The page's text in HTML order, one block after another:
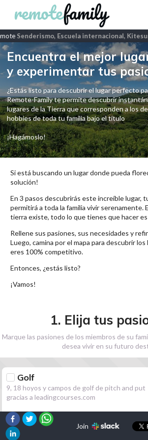
Senderismo, Escuela internacional,
Encuentra el mejor
y experimentar tus
¿Estás listo para descubrir el lugar perfecto
Remote-Family te permite descubrir
lugares de la Tierra que corresponden a los
hobbies de toda tu familia bajo el título
¡Hagámoslo!
Si está buscando un lugar donde pueda
solución!
En 3 pasos descubrirás este increíble lugar,
permitirá a toda la familia vivir serenamente.
tierra existe, todo lo que tienes que hacer
Rellene sus pasiones, sus necesidades y
Luego, camina por el mapa para descubrir
eres 100% competitivo.
Entonces, ¿estás listo?
¡Vamos!
1. Elija tus
Marque las pasiones de los miembros de su
desea vivir en su futuro
Golf
9, 18 hoyos y campos de golf de pitch and put
gracias a leadingcourses.com
Senderismo
Join